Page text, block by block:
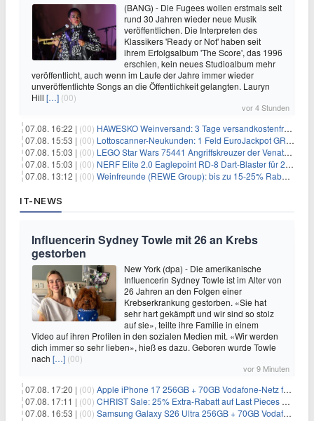
(BANG) - Die Fugees wollen erstmals seit
rund 30 Jahren wieder neue Musik
veröffentlichen. Die Interpreten des
Klassikers 'Ready or Not' haben seit
ihrem Erfolgsalbum 'The Score', das 1996
erschien, kein neues Studioalbum mehr
veröffentlicht, auch wenn im Laufe der Jahre immer wieder
unveröffentlichte Songs an die Öffentlichkeit gelangten. Lauryn
Hill […] (00)
vor 4 Stunden
07.08. 16:22 | (00) HAWESKO Weinversand: 3 Tage versandkostenfrei bestellen (MBW 25€)
07.08. 15:53 | (00) Lottoscanner-Neukunden: 1 Feld EuroJackpot GRATIS spielen
07.08. 15:03 | (00) LEGO Star Wars 75441 Angriffskreuzer der Venator-Klasse für 50,25€
07.08. 15:03 | (00) NERF Elite 2.0 Eaglepoint RD-8 Dart-Blaster für 20,49€
07.08. 13:12 | (00) Weinfreunde (REWE Group): bis zu 15-25% Rabatt je nach Anzahl der Flaschen
IT-NEWS
Influencerin Sydney Towle mit 26 an Krebs
gestorben
New York (dpa) - Die amerikanische
Influencerin Sydney Towle ist im Alter von
26 Jahren an den Folgen einer
Krebserkrankung gestorben. «Sie hat
sehr hart gekämpft und wir sind so stolz
auf sie», teilte ihre Familie in einem
Video auf ihren Profilen in den sozialen Medien mit. «Wir werden
dich immer so sehr lieben», hieß es dazu. Geboren wurde Towle
nach […] (00)
vor 9 Minuten
07.08. 17:20 | (00) Apple iPhone 17 256GB + 70GB Vodafone-Netz für 34,99€/Monat (effektiv 6,41€/Monat)
07.08. 17:11 | (00) CHRIST Sale: 25% Extra-Rabatt auf Last Pieces bei Schmuck & Uhren
07.08. 16:53 | (00) Samsung Galaxy S26 Ultra 256GB + 70GB Vodafone-Netz für 34,99€/Monat (effektiv 4,74€/Monat)